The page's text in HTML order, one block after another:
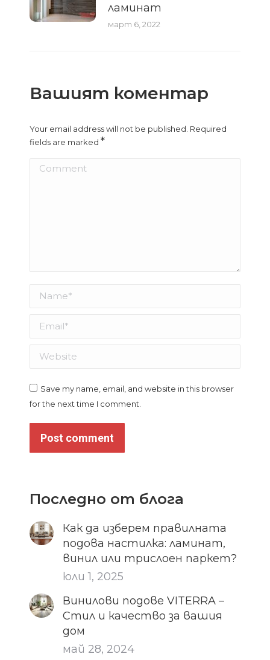
ламинат
март 6, 2022
Вашият коментар
Your email address will not be published. Required
fields are marked*
Comment
Name *
Email *
Website
Save my name, email, and website in this browser
for the next time I comment.
Post comment
Последно от блога
Как да изберем правилната
подова настилка: ламинат,
винил или трислоен паркет?
юли 1, 2025
Винилови подове VITERRA –
Стил и качество за вашия
дом
май 28, 2024